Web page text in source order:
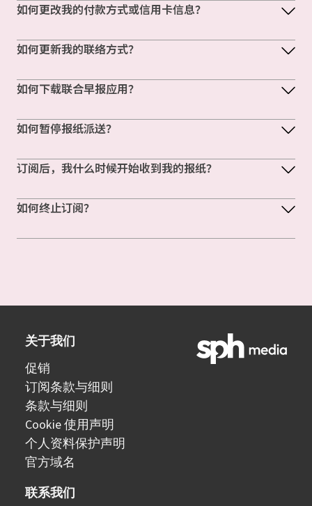
如何更改我的付款方式或信用卡信息？
如何更新我的联络方式？
如何下载联合早报应用？
如何暂停报纸派送？
订阅后，我什么时候开始收到我的报纸？
如何终止订阅？
关于我们
促销
订阅条款与细则
条款与细则
Cookie 使用声明
个人资料保护声明
官方域名
联系我们